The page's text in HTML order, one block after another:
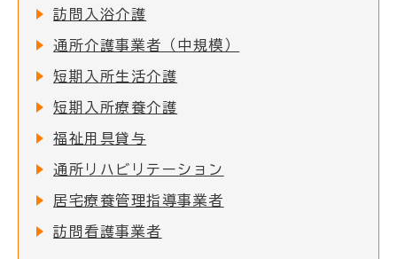
訪問入浴介護
通所介護事業者（中規模）
短期入所生活介護
短期入所療養介護
福祉用具貸与
通所リハビリテーション
居宅療養管理指導事業者
訪問看護事業者